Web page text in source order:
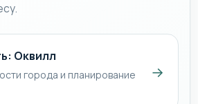
Оквилл
города и планирование
→